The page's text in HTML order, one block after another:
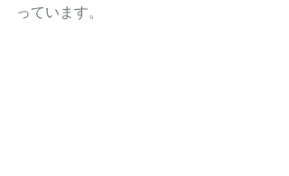
っています。